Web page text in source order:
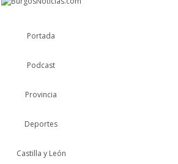
Portada
Podcast
Provincia
Deportes
Castilla y León